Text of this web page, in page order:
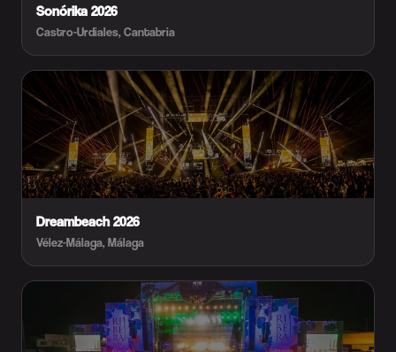
Sonórika 2026
Castro-Urdiales, Cantabria
Dreambeach 2026
Vélez-Málaga, Málaga